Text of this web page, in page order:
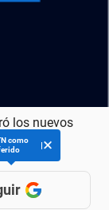
los nuevos
como